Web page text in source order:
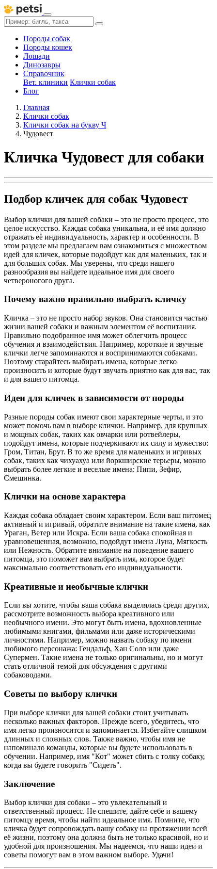
Породы собак
Породы кошек
Лошади
Динозавры
Справочник
Вет. клиники Клички собак
Блог
Главная
Клички собак
Клички собак на букву Ч
Чудовест
Кличка Чудовест для собаки
Подбор кличек для собак Чудовест
Выбор клички для вашей собаки – это не просто процесс, это
целое искусство. Каждая собака уникальна, и её имя должно
отражать её индивидуальность, характер и особенности. В
этом разделе мы предлагаем вам ознакомиться с множеством
идей для кличек, которые подойдут как для маленьких, так и
для больших собак. Мы уверены, что среди нашего
разнообразия вы найдете идеальное имя для своего
четвероногого друга.
Почему важно правильно выбрать кличку
Кличка – это не просто набор звуков. Она становится частью
жизни вашей собаки и важным элементом её воспитания.
Правильно подобранное имя может облегчить процесс
обучения и взаимодействия. Например, короткие и звучные
клички легче запоминаются и воспринимаются собаками.
Поэтому старайтесь выбирать имена, которые легко
произносить и которые будут звучать приятно как для вас, так
и для вашего питомца.
Идеи для кличек в зависимости от породы
Разные породы собак имеют свои характерные черты, и это
может помочь вам в выборе клички. Например, для крупных
и мощных собак, таких как овчарки или ротвейлеры,
подойдут имена, которые подчеркивают их силу и мужество:
Гром, Титан, Брут. В то же время для маленьких и игривых
собак, таких как чихуахуа или йоркширские терьеры, можно
выбрать более легкие и веселые имена: Пипи, Зефир,
Смешинка.
Клички на основе характера
Каждая собака обладает своим характером. Если ваш питомец
активный и игривый, обратите внимание на такие имена, как
Ураган, Ветер или Искра. Если ваша собака спокойная и
уравновешенная, возможно, подойдут имена Луна, Мягкость
или Нежность. Обратите внимание на поведение вашего
питомца, это поможет вам выбрать имя, которое будет
максимально соответствовать его индивидуальности.
Креативные и необычные клички
Если вы хотите, чтобы ваша собака выделялась среди других,
рассмотрите возможность выбора креативного или
необычного имени. Это могут быть имена, вдохновленные
любимыми книгами, фильмами или даже историческими
личностями. Например, можно назвать собаку по имени
любимого персонажа: Гендальф, Хан Соло или даже
Супермен. Такие имена не только оригинальны, но и могут
стать отличной темой для обсуждения с другими
собаководами.
Советы по выбору клички
При выборе клички для вашей собаки стоит учитывать
несколько важных факторов. Прежде всего, убедитесь, что
имя легко произносится и запоминается. Избегайте слишком
длинных и сложных слов. Также важно, чтобы имя не
напоминало команды, которые вы будете использовать в
обучении. Например, имя "Кот" может сбить с толку собаку,
когда вы будете говорить "Сидеть".
Заключение
Выбор клички для собаки – это увлекательный и
ответственный процесс. Не спешите, дайте себе и вашему
питомцу время, чтобы найти идеальное имя. Помните, что
кличка будет сопровождать вашу собаку на протяжении всей
её жизни, поэтому она должна быть не только красивой, но и
удобной для произношения. Мы надеемся, что наши идеи и
советы помогут вам в этом важном выборе. Удачи!